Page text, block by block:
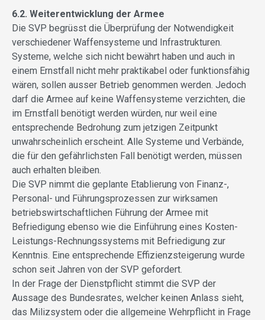
6.2. Weiterentwicklung der Armee
Die SVP begrüsst die Überprüfung der Notwendigkeit
verschiedener Waffensysteme und Infrastrukturen.
Systeme, welche sich nicht bewährt haben und auch in
einem Ernstfall nicht mehr praktikabel oder funktionsfähig
wären, sollen ausser Betrieb genommen werden. Jedoch
darf die Armee auf keine Waffensysteme verzichten, die
im Ernstfall benötigt werden würden, nur weil eine
entsprechende Bedrohung zum jetzigen Zeitpunkt
unwahrscheinlich erscheint. Alle Systeme und Verbände,
die für den gefährlichsten Fall benötigt werden, müssen
auch erhalten bleiben.
Die SVP nimmt die geplante Etablierung von Finanz-,
Personal- und Führungsprozessen zur wirksamen
betriebswirtschaftlichen Führung der Armee mit
Befriedigung ebenso wie die Einführung eines Kosten-
Leistungs-Rechnungssystems mit Befriedigung zur
Kenntnis. Eine entsprechende Effizienzsteigerung wurde
schon seit Jahren von der SVP gefordert.
In der Frage der Dienstpflicht stimmt die SVP der
Aussage des Bundesrates, welcher keinen Anlass sieht,
das Milizsystem oder die allgemeine Wehrpflicht in Frage